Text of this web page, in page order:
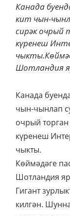
Канада
кит чын-
сирәк очрый
күренеш
Шотландия
Канада
чын-чынлап
очрый
күренеш
чыкты.
Көймәдәге
Шотландия
Гигант
килгән.